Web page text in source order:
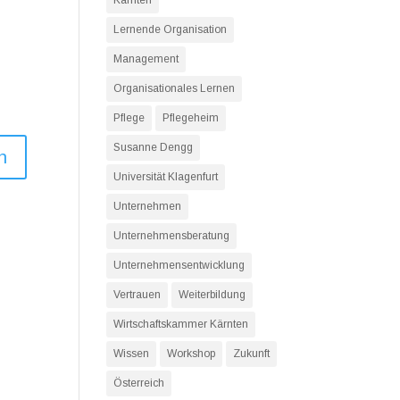
Lernende Organisation
Management
Organisationales Lernen
Pflege Pflegeheim
Susanne Dengg
Universität Klagenfurt
Unternehmen
Unternehmensberatung
Unternehmensentwicklung
Vertrauen Weiterbildung
Wirtschaftskammer Kärnten
Wissen Workshop Zukunft
Österreich